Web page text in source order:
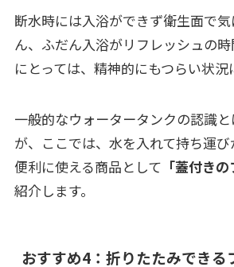
断水時には入浴ができず衛生面で
ん、ふだん入浴がリフレッシュの
にとっては、精神的にもつらい状況
一般的なウォータータンクの認識
が、ここでは、水を入れて持ち運
便利に使える商品として 「蓋付き
紹介します。
おすすめ4：折りたたみできる